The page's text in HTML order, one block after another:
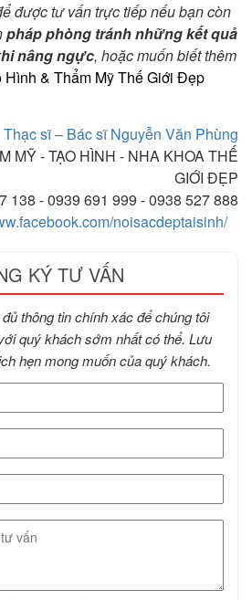
được tư vấn trực tiếp nếu bạn còn
pháp phòng tránh những kết quả
nâng ngực, hoặc muốn biết thêm
Hình & Thẩm Mỹ Thế Giới Đẹp
Thạc sĩ – Bác sĩ Nguyễn Văn Phùng
MỸ - TẠO HÌNH - NHA KHOA THẾ
GIỚI ĐẸP
138 - 0939 691 999 - 0938 527 888
noisacdeptaisinh/
KÝ TƯ VẤN
thông tin chính xác để chúng tôi
quý khách sớm nhất có thể. Lưu
hẹn mong muốn của quý khách.